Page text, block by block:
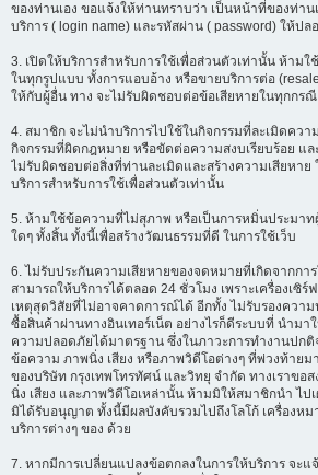
ของท่านเอง ขอแจ้งให้ท่านทราบว่า เป็นหน้าที่ของท่าน
บริการ ( login name) และรหัสผ่าน ( password) ให้ป
3. เปิดให้บริการสำหรับการใช้เพื่อส่วนตัวเท่านั้น ห้ามใ
ในทุกรูปแบบ ทั้งการแอบอ้าง หรือขายบริการต่อ
ให้กับผู้อื่น ทาง จะไม่รับผิดชอบต่อข้อเสียหายในทุกกรณี
4. สมาชิก จะไม่นำบริการไปใช้ในกิจกรรมที่ละเมิดคว
กิจกรรมที่ผิดกฎหมาย หรือขัดต่อความสงบเรียบร้อย แ
ไม่รับผิดชอบต่อสิ่งที่ท่านละเมิดและสร้างความเสียหา
บริการสำหรับการใช้เพื่อส่วนตัวเท่านั้น
5. ห้ามใช้ข้อความที่ไม่สุภาพ หรือเป็นการหมิ่นประมา
ใดๆ ทั้งสิ้น ทั้งนี้เพื่อสร้างวัฒนธรรมที่ดี ในการใช้เว็บ
6. ไม่รับประกันความเสียหายของจดหมายที่เกิดจากกา
สามารถให้บริการได้ตลอด 24 ชั่วโมง เพราะเครื่องเซิร์
เหตุสุดวิสัยที่ไม่อาจคาดการณ์ได้ อีกทั้ง ไม่รับรองความ
ซื้อสินค้าผ่านทางอินเทอร์เน็ต อย่างไรก็ดีระบบที่ นำมา
ความปลอดภัยได้มาตรฐาน ซึ่งในภาวะการทำงานปกติ
ข้อความ ภาพนิ่ง เสียง หรือภาพวิดีโอต่างๆ ที่พ่วงท้าย
ของบริษัท กรุงเทพโทรทัศน์ และวิทยุ จำกัด ทางเราขอ
นิ่ง เสียง และภาพวิดีโอเหล่านั้น ห้ามมิให้สมาชิกนำ ไป
มิได้รับอนุญาต ทั้งนี้มีผลบังคับรวมไปถึงโลโก้ เครื่องห
บริการต่างๆ ของ ด้วย
7. หากมีการเปลี่ยนแปลงข้อตกลงในการให้บริการ จะแ